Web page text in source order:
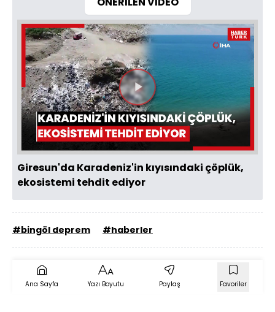
Videoyu
Oynat
Giresun'da Karadeniz'in kıyısındaki çöplük,
ekosistemi tehdit ediyor
#bingöl deprem #haberler
Ana Sayfa Yazı Boyutu Paylaş Favoriler